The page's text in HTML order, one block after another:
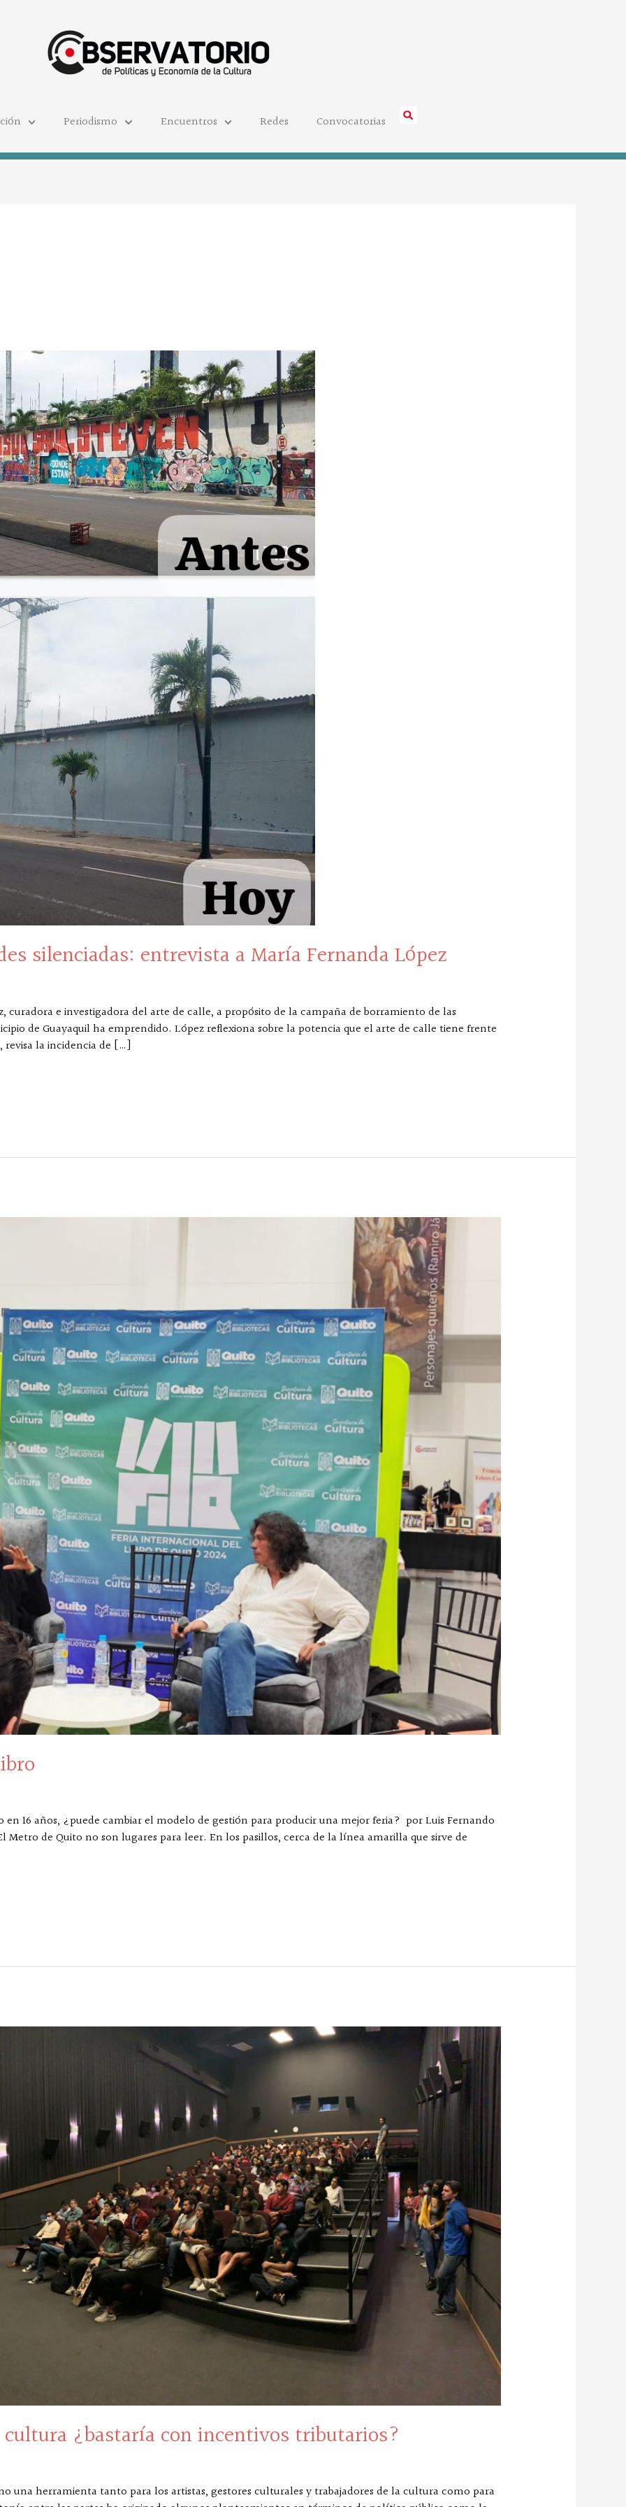
Periodismo Encuentros Redes Convocatorias
silenciadas: entrevista a María Fernanda López
curadora e investigadora del arte de calle, a propósito de la campaña de borramiento de las
de Guayaquil ha emprendido. López reflexiona sobre la potencia que el arte de calle tiene frente
la incidencia de […]
16 años, ¿puede cambiar el modelo de gestión para producir una mejor feria? por Luis Fernando
Metro de Quito no son lugares para leer. En los pasillos, cerca de la línea amarilla que sirve de
¿bastaría con incentivos tributarios?
una herramienta tanto para los artistas, gestores culturales y trabajadores de la cultura como para